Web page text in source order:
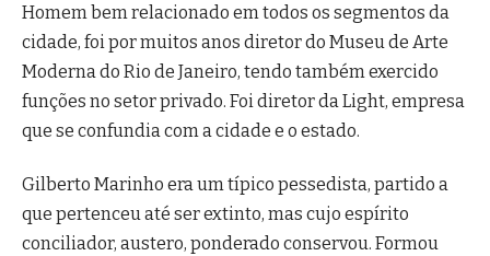
Homem bem relacionado em todos os segmentos da
cidade, foi por muitos anos diretor do Museu de Arte
Moderna do Rio de Janeiro, tendo também exercido
funções no setor privado. Foi diretor da Light, empresa
que se confundia com a cidade e o estado.
Gilberto Marinho era um típico pessedista, partido a
que pertenceu até ser extinto, mas cujo espírito
conciliador, austero, ponderado conservou. Formou